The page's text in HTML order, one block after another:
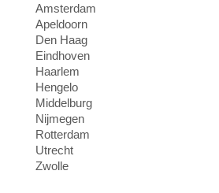
Amsterdam
Apeldoorn
Den Haag
Eindhoven
Haarlem
Hengelo
Middelburg
Nijmegen
Rotterdam
Utrecht
Zwolle